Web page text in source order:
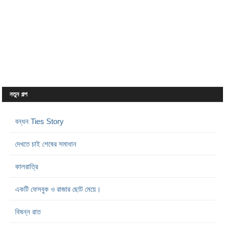
নতুন গল্প
বন্ধন Ties Story
দেখতে চাই শেষের সমাধান
কালরাত্রি
একটি ফেসবুক ও রাজার ছোট মেয়ে।
বিষন্ন রাত